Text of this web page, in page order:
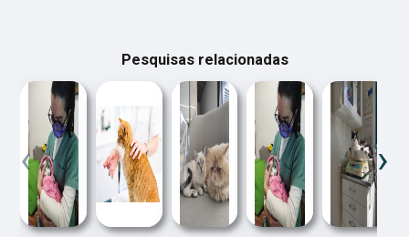
Pesquisas relacionadas
‹ ›